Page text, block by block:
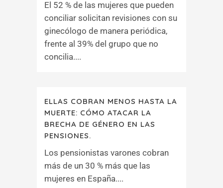
El 52 % de las mujeres que pueden
conciliar solicitan revisiones con su
ginecólogo de manera periódica,
frente al 39% del grupo que no
concilia....
ELLAS COBRAN MENOS HASTA LA
MUERTE: CÓMO ATACAR LA
BRECHA DE GÉNERO EN LAS
PENSIONES.
Los pensionistas varones cobran
más de un 30 % más que las
mujeres en España....